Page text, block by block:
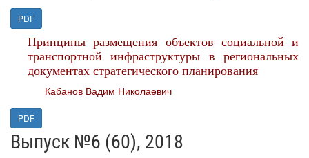
PDF
Принципы размещения объектов социальной и
транспортной инфраструктуры в региональных
документах стратегического планирования
Кабанов Вадим Николаевич
PDF
Выпуск №6 (60), 2018